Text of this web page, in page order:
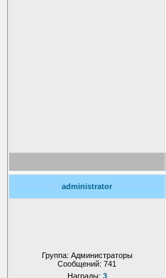
administrator
Группа: Администраторы
Сообщений: 741
Награды: 3